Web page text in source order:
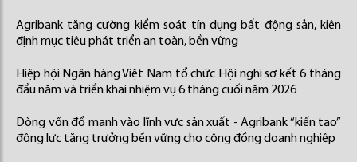
Agribank tăng cường kiểm soát tín dụng bất động sản, kiên
định mục tiêu phát triển an toàn, bền vững
Hiệp hội Ngân hàng Việt Nam tổ chức Hội nghị sơ kết 6 tháng
đầu năm và triển khai nhiệm vụ 6 tháng cuối năm 2026
Dòng vốn đổ mạnh vào lĩnh vực sản xuất - Agribank “kiến tạo”
động lực tăng trưởng bền vững cho cộng đồng doanh nghiệp